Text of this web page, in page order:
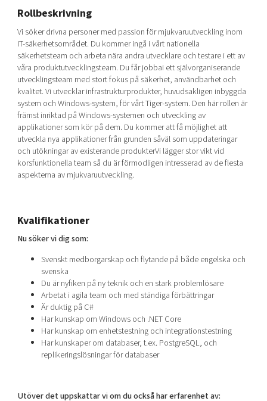
Shaping cities and regions
Bright East
East Sweden Tech Women
Reversed mentorship
Current offers and activities
Upscaling
Talent & skills
Startup & industry collaboration
Offers to boost your business
Funding opportunities
Our community of companies
Projects
Publications
Project toolbox
Our clusters
Reach out to us
Locations
Today's lunch in Mjärdevi
Rollbeskrivning
Vi söker drivna personer med passion för mjukvaruutveckling inom
IT-säkerhetsområdet. Du kommer ingå i vårt nationella
säkerhetsteam och arbeta nära andra utvecklare och testare i ett av
våra produktutvecklingsteam. Du får jobbai ett självorganiserande
utvecklingsteam med stort fokus på säkerhet, användbarhet och
kvalitet. Vi utvecklar infrastrukturprodukter, huvudsakligen inbyggda
system och Windows-system, för vårt Tiger-system. Den här rollen är
främst inriktad på Windows-systemen och utveckling av
applikationer som kör på dem. Du kommer att få möjlighet att
utveckla nya applikationer från grunden såväl som uppdateringar
och utökningar av existerande produkterVi lägger stor vikt vid
korsfunktionella team så du är förmodligen intresserad av de flesta
aspekterna av mjukvaruutveckling.
Kvalifikationer
Nu söker vi dig som:
Svenskt medborgarskap och flytande på både engelska och
svenska
Du är nyfiken på ny teknik och en stark problemlösare
Arbetat i agila team och med ständiga förbättringar
Är duktig på C#
Har kunskap om Windows och .NET Core
Har kunskap om enhetstestning och integrationstestning
Har kunskaper om databaser, t.ex. PostgreSQL, och
replikeringslösningar för databaser
Utöver det uppskattar vi om du också har erfarenhet av: